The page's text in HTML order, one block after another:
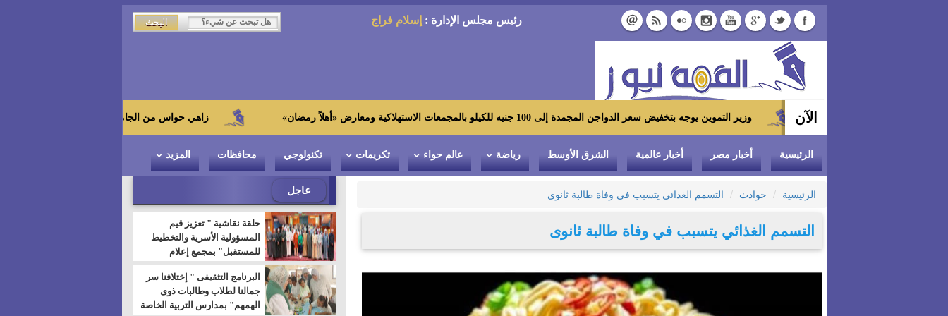
رئيس مجلس الإدارة : إسلام فراج
الآن زاهي حواس من الجامعة اليابانية : "توت عنخ آمون" هو بطل وزير التموين يوجه بتخفيض سعر الدواجن المجمدة إلى 100 جنيه للكيلو بالمجمعات الاستهلاكية ومعارض «أهلاً رمضان»
الرئيسية أخبار مصر أخبار عالمية الشرق الأوسط رياضة عالم حواء تكريمات تكنولوجي محافظات المزيد
الرئيسية حوادث التسمم الغذائي يتسبب في وفاة طالبة ثانوى
التسمم الغذائي يتسبب في وفاة طالبة ثانوى
عاجل
حلقة نقاشية " تعزيز قيم
المسؤولية الأسرية والتخطيط
للمستقبل" بمجمع إعلام
السويس
البرنامج التثقيفى " إختلافنا سر
جمالنا لطلاب وطالبات ذوى
الهمهم" بمدارس التربية الخاصة